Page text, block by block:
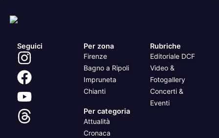
Seguici Per zona
Firenze
Bagno a Ripoli
Impruneta
Chianti
Per categoria
Attualità
Cronaca
Rubriche
Editoriale DCF
Video &
Fotogallery
Concerti &
Eventi